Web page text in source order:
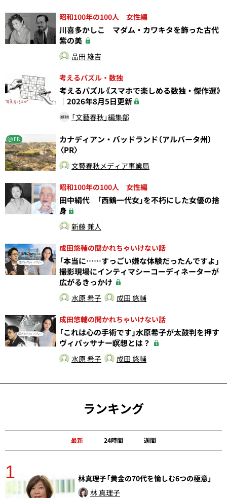
昭和100年の100人 女性編
川喜多かしこ マダム・カワキタを飾った古代
紫の美
品田 雄吉
考えるパズル・数独
考えるパズル《スマホで楽しめる数独・傑作選》
｜2026年8月5日更新
「文藝春秋」編集部
PR
カナディアン・バッドランド（アルバータ州）
〈PR〉
文藝春秋メディア事業局
昭和100年の100人 女性編
田中絹代 「西鶴一代女」を不朽にした女優の捨
身
新藤 兼人
成田悠輔の聞かれちゃいけない話
「本当に……すっごい嫌な体験だったんですよ」
撮影現場にインティマシーコーディネーターが
広がるきっかけ
水原 希子 成田 悠輔
成田悠輔の聞かれちゃいけない話
「これは心の手術です」水原希子が太鼓判を押す
ヴィパッサナー瞑想とは？
水原 希子 成田 悠輔
ランキング
最新 24時間 週間
1
林真理子「黄金の70代を愉しむ6つの極意」
林 真理子